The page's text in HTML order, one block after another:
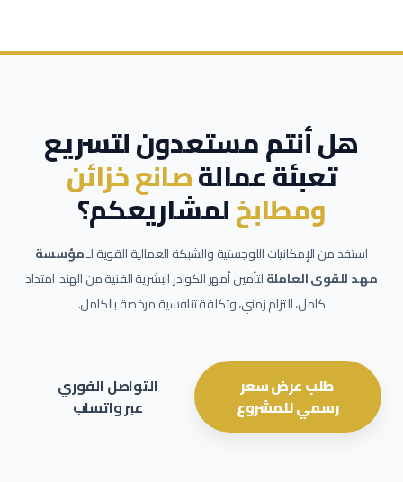
هل أنتم مستعدون لتسريع
تعبئة عمالةصانع خزائن
ومطابخلمشاريعكم؟
استفد من الإمكانيات اللوجستية والشبكة العمالية القوية لـمؤسسة
مهد للقوى العاملةلتأمين أمهر الكوادر البشرية الفنية من الهند. امتداد
كامل، التزام زمني، وتكلفة تنافسية مرخصة بالكامل.
طلب عرض سعر
رسمي للمشروع
التواصل الفوري
عبر واتساب